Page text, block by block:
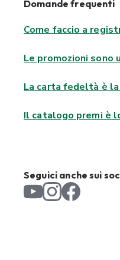
Domande frequenti
Come faccio a
Le promozioni sono
La carta fedeltà è
Il catalogo premi è
Seguici anche sui